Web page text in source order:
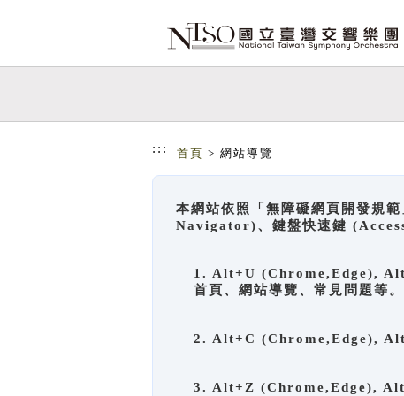
::: 首頁 > 網站導覽
本網站依照「無障礙網頁開發規
Navigator)、鍵盤快速鍵
1. Alt+U (Chrome,Edge),
首頁、網站導覽、常見問題等。
2. Alt+C (Chrome,Edge),
3. Alt+Z (Chrome,Edge),